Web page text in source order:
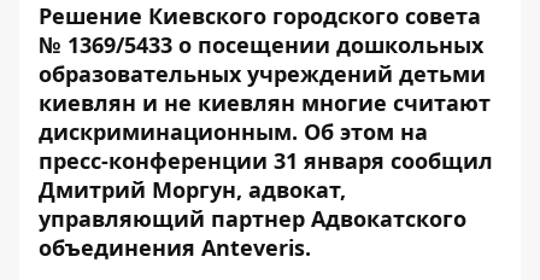
Решение Киевского городского совета
№ 1369/5433 о посещении дошкольных
образовательных учреждений детьми
киевлян и не киевлян многие считают
дискриминационным. Об этом на
пресс-конференции 31 января сообщил
Дмитрий Моргун, адвокат,
управляющий партнер Адвокатского
объединения Anteveris.